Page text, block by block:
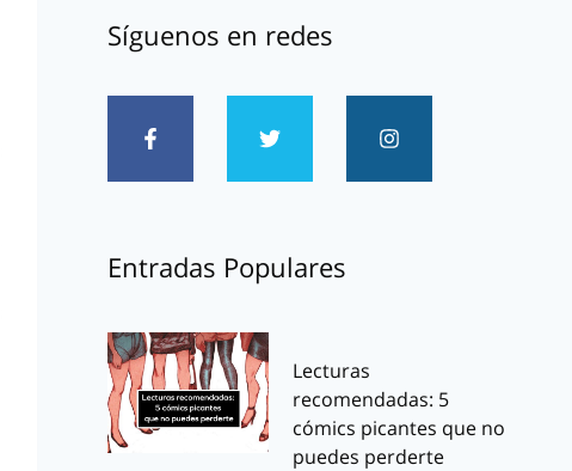
Síguenos en redes
Entradas Populares
Lecturas
recomendadas: 5
cómics picantes que no
puedes perderte